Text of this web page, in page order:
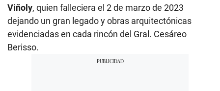
Viñoly, quien falleciera el 2 de marzo de 2023
dejando un gran legado y obras arquitectónicas
evidenciadas en cada rincón del Gral. Cesáreo
Berisso.